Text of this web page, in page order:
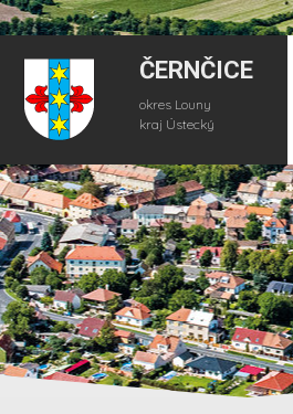
ČERNČICE
okres Louny
kraj Ústecký